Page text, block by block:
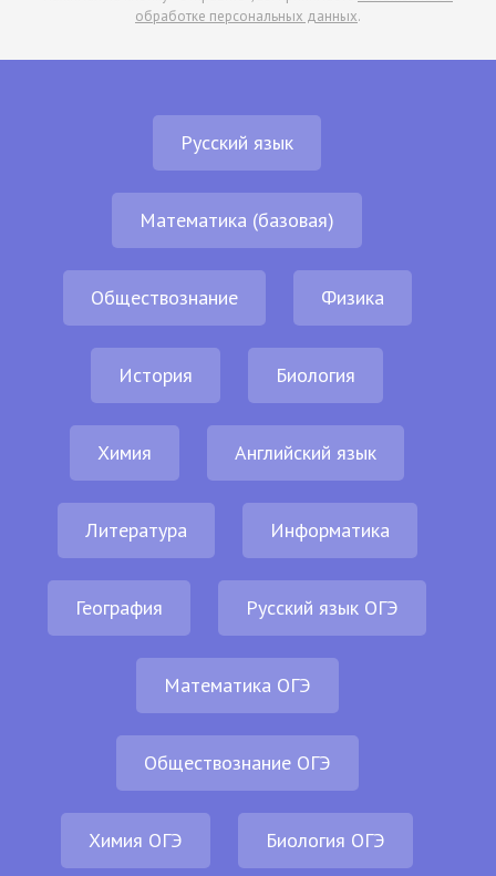
обработке персональных данных.
Русский язык
Математика (базовая)
Обществознание Физика
История Биология
Химия Английский язык
Литература Информатика
География Русский язык ОГЭ
Математика ОГЭ
Обществознание ОГЭ
Химия ОГЭ Биология ОГЭ